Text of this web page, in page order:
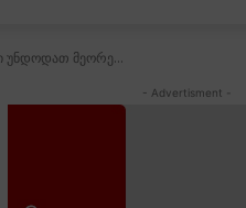
უნდოდათ მეორე...
- Advertisment -